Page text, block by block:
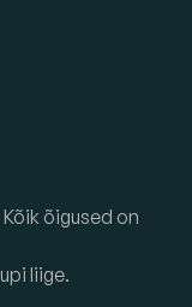
õigused on
liige.